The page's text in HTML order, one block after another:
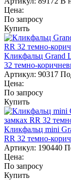
Цена:
По запросу
Купить
Кликфальц Grand
32 темно-
Артикул: 90317
Цена:
По запросу
Купить
Кликфальц mini
RR 32 темно-
Артикул: 190440
Цена:
По запросу
Купить